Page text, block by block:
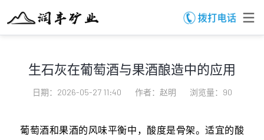
生石灰在葡萄酒与果酒酿造中的应用
日期：2026-05-27 11:40 作者：赵明 浏览量：90
葡萄酒和果酒的风味平衡中，酸度是骨架。适宜的酸